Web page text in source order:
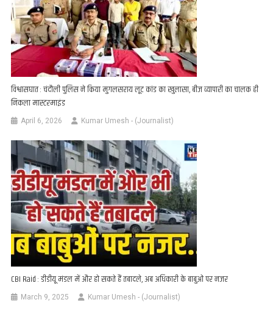
विश्वासघात : चंदौली पुलिस ने किया मुगलसराय लूट कांड का खुलासा, बीज व्यापारी का चालक ही
निकला मास्टरमाइंड
April 6, 2026 Kumar Umesh - (Journalist)
CBI Raid : डीडीयू मंडल में और हो सकते हैं तबादले, अब अधिकारी के बाबुओं पर नजर
March 9, 2025 Kumar Umesh - (Journalist)